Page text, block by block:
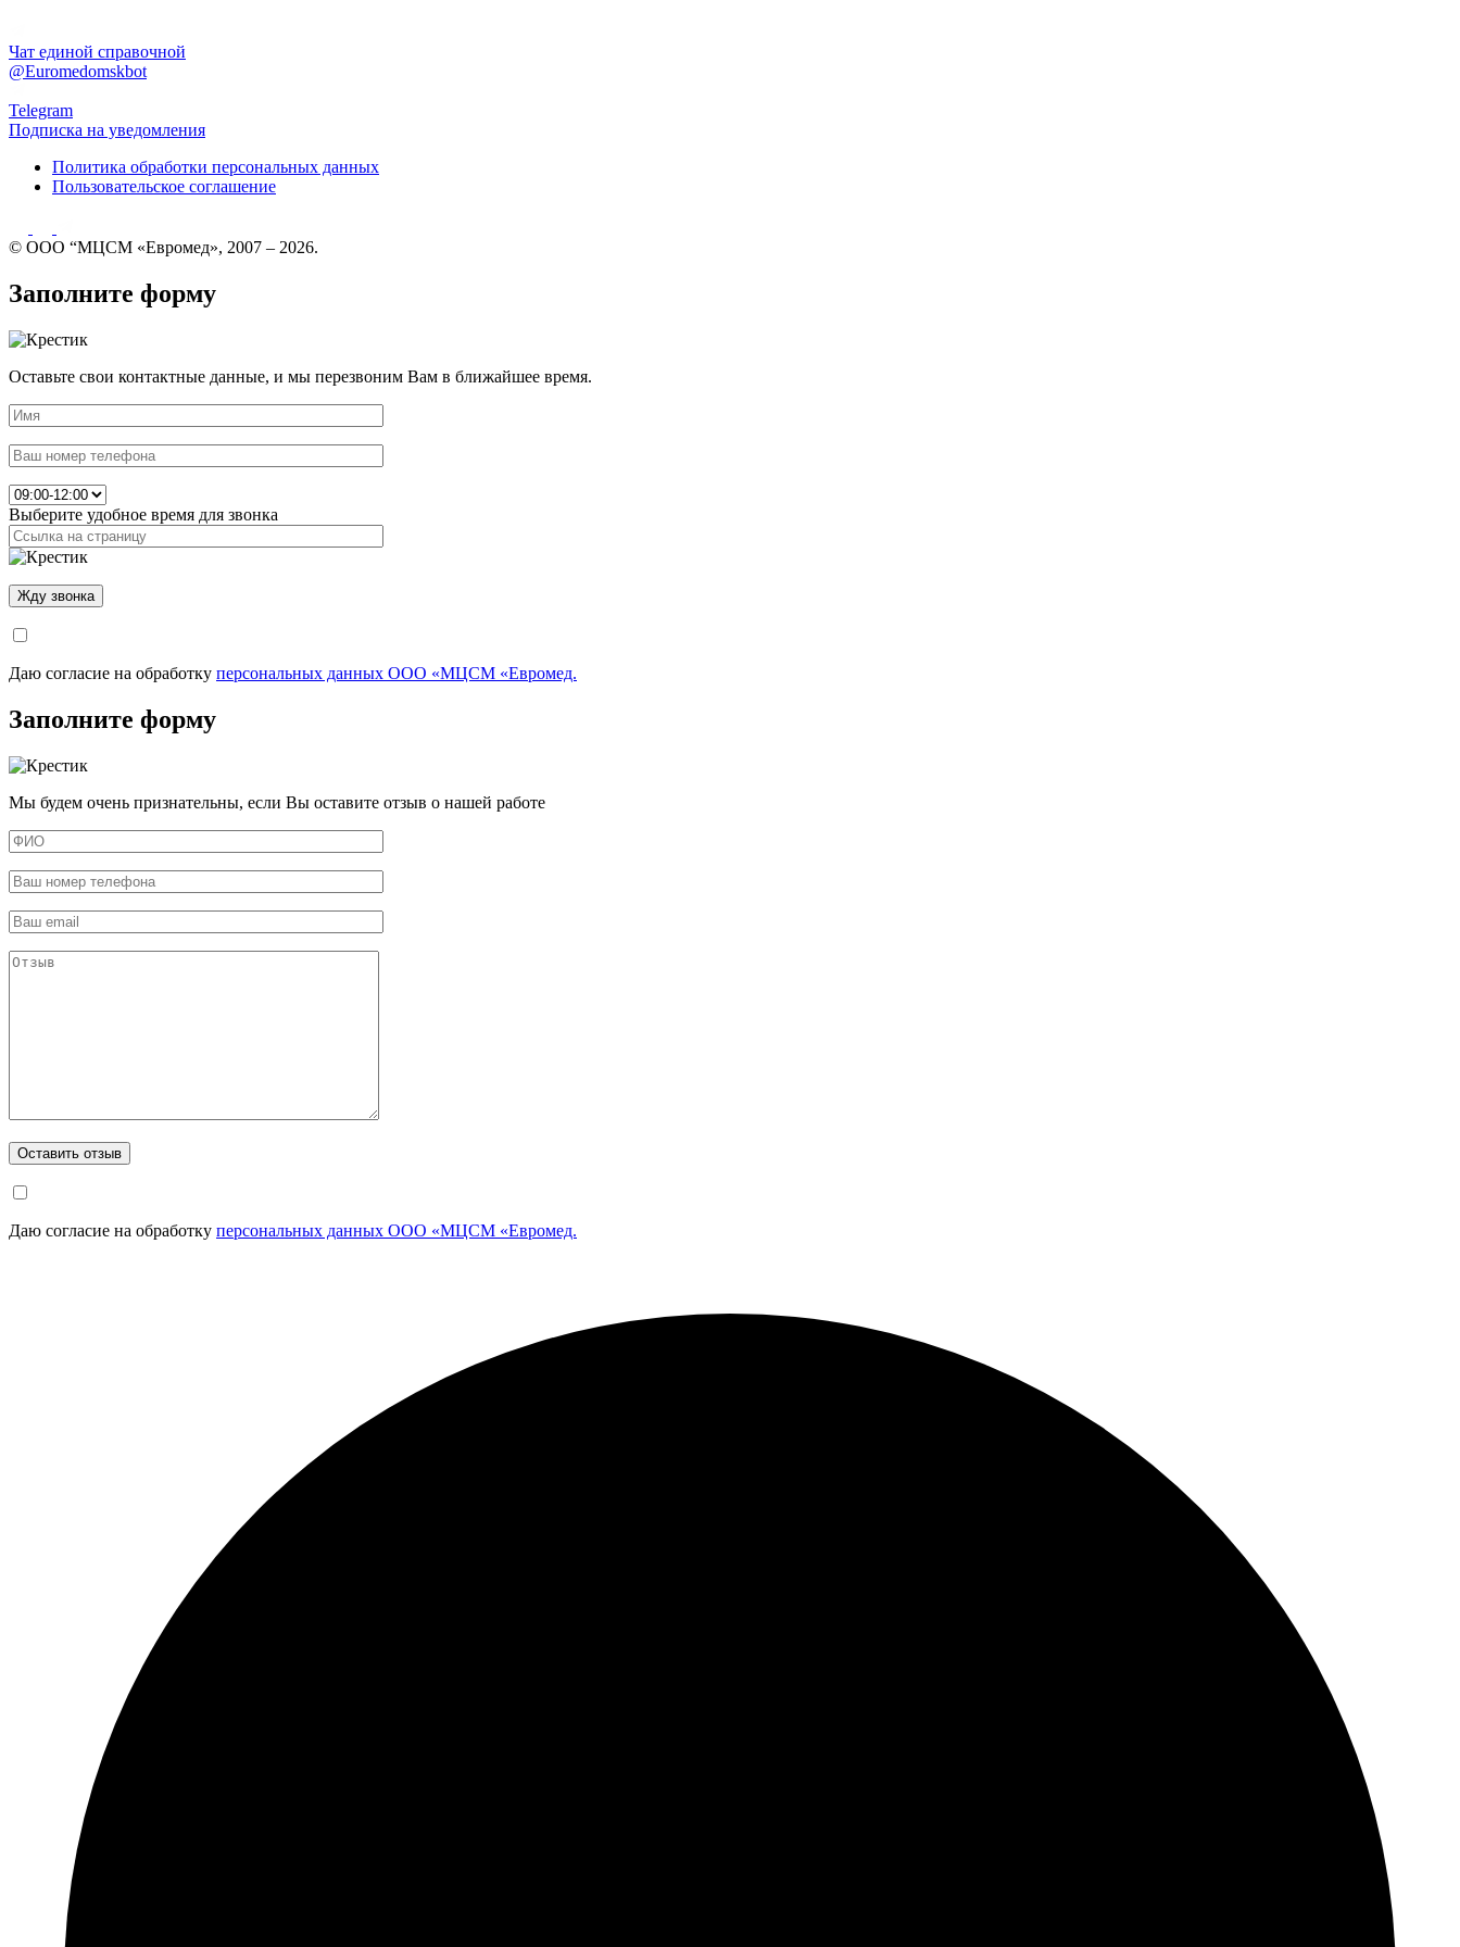
Чат единой справочной
@Euromedomskbot
Telegram
Подписка на уведомления
Политика обработки персональных данных
Пользовательское соглашение
© ООО “МЦСМ «Евромед», 2007 – 2026.
Заполните форму
Оставьте свои контактные данные, и мы перезвоним Вам в ближайшее время.
Выберите удобное время для звонка
Даю согласие на обработку персональных данных ООО «МЦСМ «Евромед.
Заполните форму
Мы будем очень признательны, если Вы оставите отзыв о нашей работе
Даю согласие на обработку персональных данных ООО «МЦСМ «Евромед.